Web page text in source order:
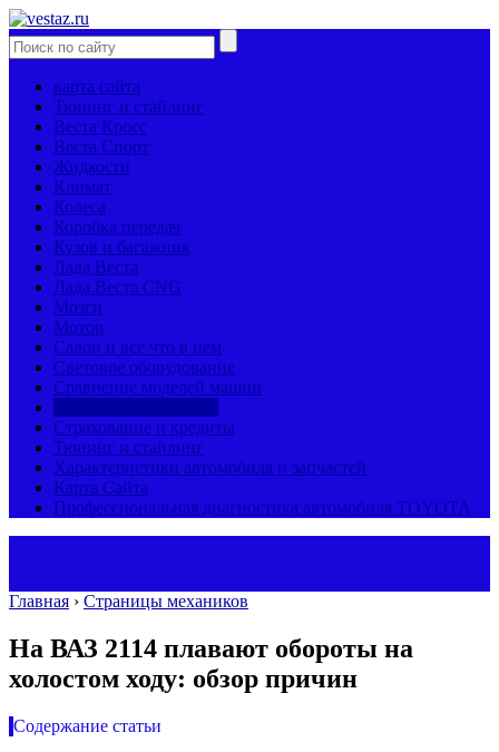
карта сайта
Тюнинг и стайлинг
Веста Кросс
Веста Спорт
Жидкости
Климат
Колеса
Коробка передач
Кузов и багажник
Лада Веста
Лада Веста CNG
Мозги
Мотор
Салон и все что в нем
Световое оборудование
Сравнение моделей машин
Страхование и кредиты
Тюнинг и стайлинг
Характеристики автомобиля и запчастей
Карта Сайта
Профессиональная диагностика автомобиля TOYOTA
Главная › Страницы механиков
На ВАЗ 2114 плавают обороты на
холостом ходу: обзор причин
Содержание статьи